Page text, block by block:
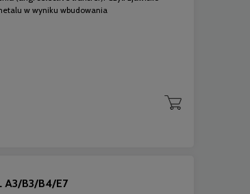
w wyniku wbudowania
A3/B3/B4/E7